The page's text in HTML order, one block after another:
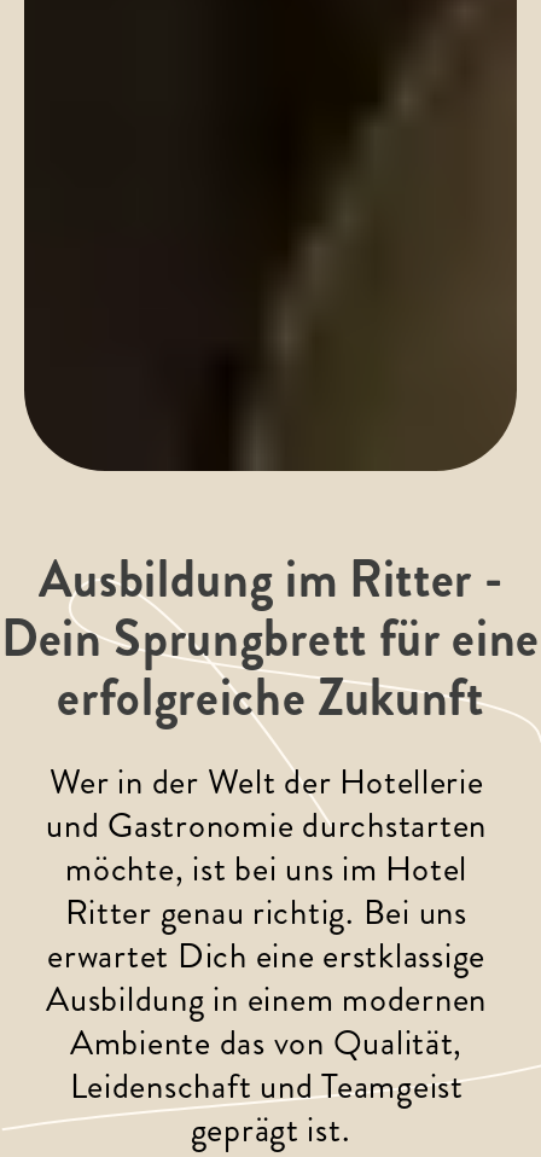
Ausbildung im Ritter -
Dein Sprungbrett für eine
erfolgreiche Zukunft
Wer in der Welt der Hotellerie
und Gastronomie durchstarten
möchte, ist bei uns im Hotel
Ritter genau richtig. Bei uns
erwartet Dich eine erstklassige
Ausbildung in einem modernen
Ambiente das von Qualität,
Leidenschaft und Teamgeist
geprägt ist.